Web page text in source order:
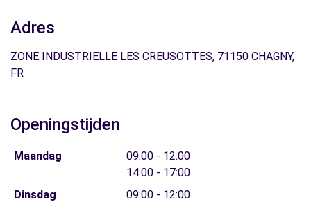
Adres
ZONE INDUSTRIELLE LES CREUSOTTES, 71150 CHAGNY,
FR
Openingstijden
Maandag
09:00 - 12:00
14:00 - 17:00
Dinsdag
09:00 - 12:00